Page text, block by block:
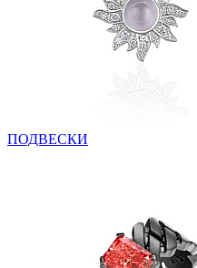
ПОДВЕСКИ